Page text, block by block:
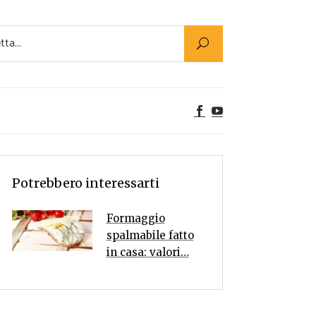
Utility
Alimenti
Rumors
Potrebbero interessarti
Formaggio
spalmabile fatto
in casa: valori…